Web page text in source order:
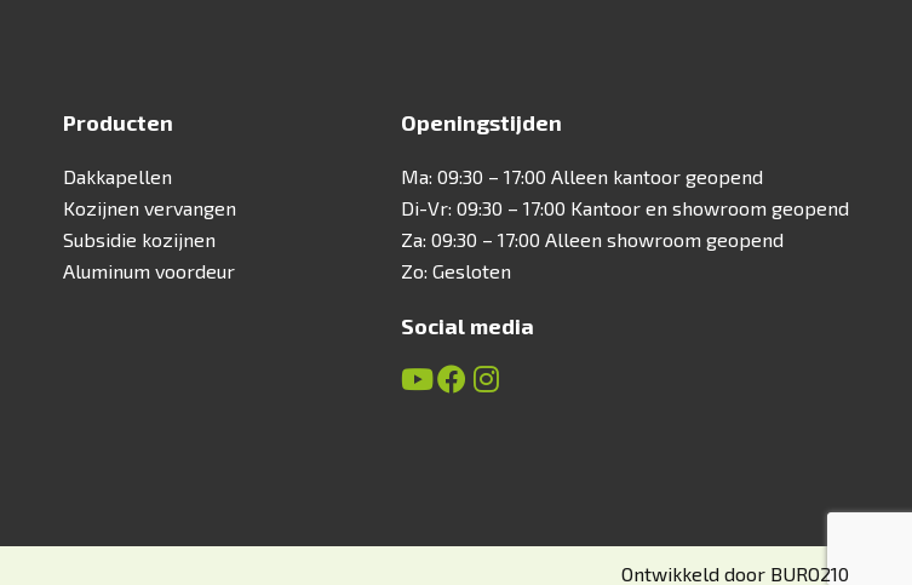
Producten
Dakkapellen
Kozijnen vervangen
Subsidie kozijnen
Aluminum voordeur
Openingstijden
Ma: 09:30 – 17:00 Alleen kantoor geopend
Di-Vr: 09:30 – 17:00 Kantoor en showroom geopend
Za: 09:30 – 17:00 Alleen showroom geopend
Zo: Gesloten
Social media
Ontwikkeld door BURO210